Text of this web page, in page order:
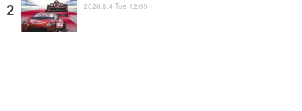
2026.8.4 Tue 12:00